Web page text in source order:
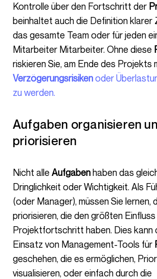
Kontrolle über den Fortschritt der
beinhaltet auch die Definition klarer
das gesamte Team oder für jeden
Mitarbeiter Mitarbeiter. Ohne diese
riskieren Sie, am Ende des Projekts
Verzögerungsrisikenoder
zu werden.
Aufgaben organisieren und effektiv
priorisieren
Nicht alle Aufgabenhaben das
Dringlichkeit oder Wichtigkeit. Als
(oder Manager), müssen Sie lernen,
priorisieren, die den größten
Projektfortschritt haben. Dies kann
Einsatz von Management-Tools für
geschehen, die es ermöglichen,
visualisieren, oder einfach durch die